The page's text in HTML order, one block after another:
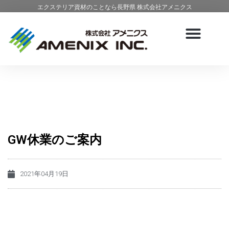
エクステリア資材のことなら長野県 株式会社アメニクス
GW休業のご案内
2021年04月19日